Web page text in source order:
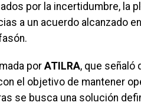
por la incertidumbre, la
a un acuerdo alcanzado
porATILRA, que señaló
el objetivo de mantener
se busca una solución